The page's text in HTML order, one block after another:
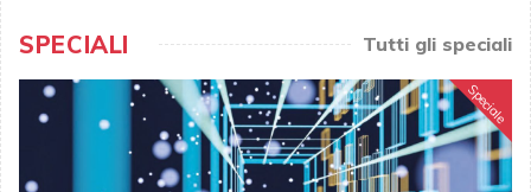
SPECIALI Tutti gli speciali
Speciale